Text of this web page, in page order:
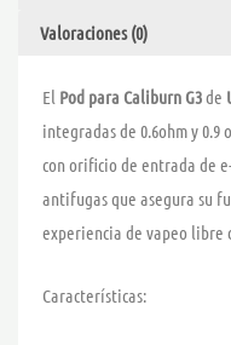
Valoraciones (0)
El Pod para Caliburn G3de
integradas de 0.6ohm y 0.9
con orificio de entrada de
antifugas que asegura su
experiencia de vapeo libre
Características: